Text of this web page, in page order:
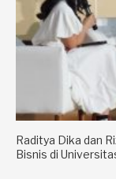
Raditya Dika dan
Bisnis di